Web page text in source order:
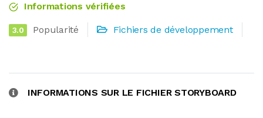
Informations vérifiées
3.0 Popularité Fichiers de développement
INFORMATIONS SUR LE FICHIER STORYBOARD